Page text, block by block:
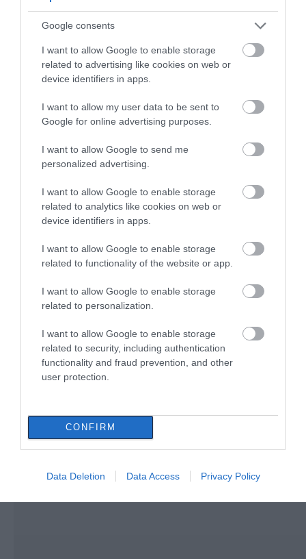
Google consents
I want to allow Google to enable storage
related to advertising like cookies on web or
device identifiers in apps.
I want to allow my user data to be sent to
Google for online advertising purposes.
I want to allow Google to send me
personalized advertising.
I want to allow Google to enable storage
related to analytics like cookies on web or
device identifiers in apps.
I want to allow Google to enable storage
related to functionality of the website or app.
I want to allow Google to enable storage
related to personalization.
I want to allow Google to enable storage
related to security, including authentication
functionality and fraud prevention, and other
user protection.
CONFIRM
Data Deletion Data Access Privacy Policy
σκάφος τουριστών – Δείτε βίντεο
07.08.2026 | 11:30
Συναγερμός στην Εύβοια: Στιγμές
αγωνίας για ιστιοφόρο με ξένους
07.08.2026 | 11:15
στην παραλία Αυλίδας
07.08.2026 | 11:00
Η Κύμη στο επίκεντρο της
γαστρονομίας – Σήμερα η μεγάλη
07.08.2026 | 10:45
έφτασαν σε αυτό το χωριό της
Εύβοιας;
Συγκλονίζει μαρτυρία εθελοντή
στην Εύβοια: Ετσι σώθηκε το
Προκόπι από τη μεγάλη φωτιά
από 1.000 στρέμματα
στο Νησί – Νέες εικόνες
μεγάλου δήμου στην
Χωρίς νερό τώρα
περιοχές της Χαλκίδας
Συναγερμός στην
με ξένους επιβάτες